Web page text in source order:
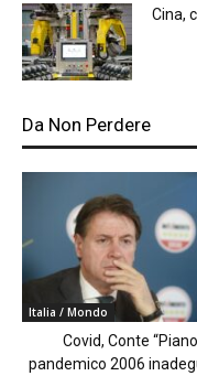
Cina,
Da Non Perdere
Italia / Mondo
Covid, Conte “Piano
pandemico 2006